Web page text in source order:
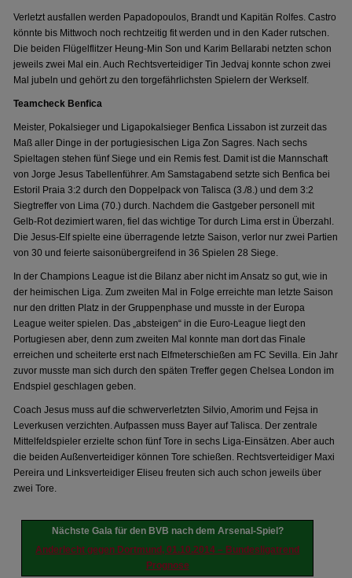
Verletzt ausfallen werden Papadopoulos, Brandt und Kapitän Rolfes. Castro
könnte bis Mittwoch noch rechtzeitig fit werden und in den Kader rutschen.
Die beiden Flügelflitzer Heung-Min Son und Karim Bellarabi netzten schon
jeweils zwei Mal ein. Auch Rechtsverteidiger Tin Jedvaj konnte schon zwei
Mal jubeln und gehört zu den torgefährlichsten Spielern der Werkself.
Teamcheck Benfica
Meister, Pokalsieger und Ligapokalsieger Benfica Lissabon ist zurzeit das
Maß aller Dinge in der portugiesischen Liga Zon Sagres. Nach sechs
Spieltagen stehen fünf Siege und ein Remis fest. Damit ist die Mannschaft
von Jorge Jesus Tabellenführer. Am Samstagabend setzte sich Benfica bei
Estoril Praia 3:2 durch den Doppelpack von Talisca (3./8.) und dem 3:2
Siegtreffer von Lima (70.) durch. Nachdem die Gastgeber personell mit
Gelb-Rot dezimiert waren, fiel das wichtige Tor durch Lima erst in Überzahl.
Die Jesus-Elf spielte eine überragende letzte Saison, verlor nur zwei Partien
von 30 und feierte saisonübergreifend in 36 Spielen 28 Siege.
In der Champions League ist die Bilanz aber nicht im Ansatz so gut, wie in
der heimischen Liga. Zum zweiten Mal in Folge erreichte man letzte Saison
nur den dritten Platz in der Gruppenphase und musste in der Europa
League weiter spielen. Das „absteigen“ in die Euro-League liegt den
Portugiesen aber, denn zum zweiten Mal konnte man dort das Finale
erreichen und scheiterte erst nach Elfmeterschießen am FC Sevilla. Ein Jahr
zuvor musste man sich durch den späten Treffer gegen Chelsea London im
Endspiel geschlagen geben.
Coach Jesus muss auf die schwerverletzten Silvio, Amorim und Fejsa in
Leverkusen verzichten. Aufpassen muss Bayer auf Talisca. Der zentrale
Mittelfeldspieler erzielte schon fünf Tore in sechs Liga-Einsätzen. Aber auch
die beiden Außenverteidiger können Tore schießen. Rechtsverteidiger Maxi
Pereira und Linksverteidiger Eliseu freuten sich auch schon jeweils über
zwei Tore.
Nächste Gala für den BVB nach dem Arsenal-Spiel?
Anderlecht gegen Dortmund, 01.10.2014 – Bundesligatrend
Prognose